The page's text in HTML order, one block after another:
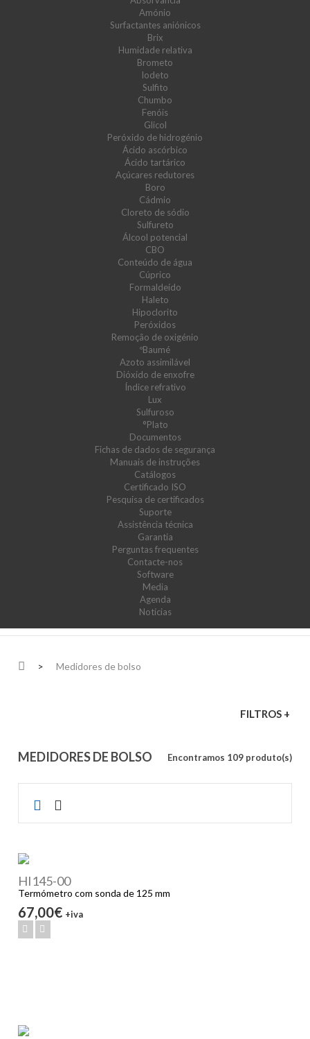
Amónio
Surfactantes aniónicos
Brix
Humidade relativa
Brometo
Iodeto
Sulfito
Chumbo
Fenóis
Glicol
Peróxido de hidrogénio
Ácido ascórbico
Ácido tartárico
Açúcares redutores
Boro
Cádmio
Cloreto de sódio
Sulfureto
Álcool potencial
CBO
Conteúdo de água
Cúprico
Formaldeído
Haleto
Hipoclorito
Peróxidos
Remoção de oxigénio
ºBaumé
Azoto assimilável
Dióxido de enxofre
Índice refrativo
Lux
Sulfuroso
°Plato
Documentos
Fichas de dados de segurança
Manuais de instruções
Catálogos
Certificado ISO
Pesquisa de certificados
Suporte
Assistência técnica
Garantia
Perguntas frequentes
Contacte-nos
Software
Media
Agenda
Notícias
> Medidores de bolso
FILTROS +
MEDIDORES DE BOLSO Encontramos 109 produto(s)
HI145-00
Termómetro com sonda de 125 mm
67,00€ +iva